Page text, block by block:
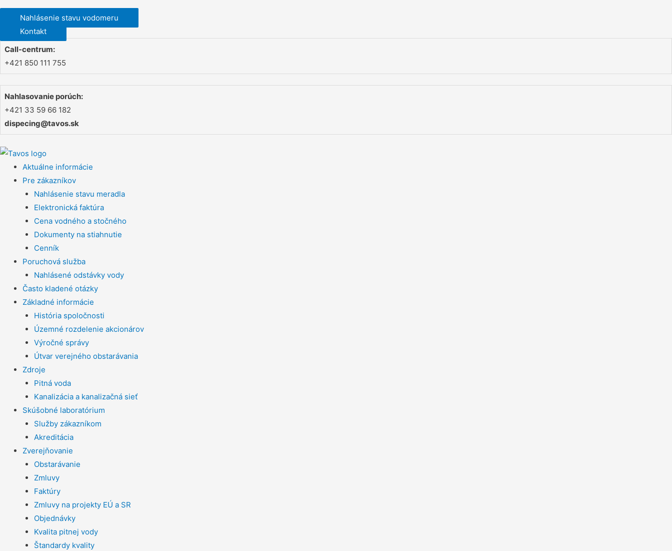
Nahlásenie stavu vodomeru
Kontakt
Call-centrum:
+421 850 111 755
Nahlasovanie porúch:
+421 33 59 66 182
dispecing@tavos.sk
Aktuálne informácie
Pre zákazníkov
Nahlásenie stavu meradla
Elektronická faktúra
Cena vodného a stočného
Dokumenty na stiahnutie
Cenník
Poruchová služba
Nahlásené odstávky vody
Často kladené otázky
Základné informácie
História spoločnosti
Územné rozdelenie akcionárov
Výročné správy
Útvar verejného obstarávania
Zdroje
Pitná voda
Kanalizácia a kanalizačná sieť
Skúšobné laboratórium
Služby zákazníkom
Akreditácia
Zverejňovanie
Obstarávanie
Zmluvy
Faktúry
Zmluvy na projekty EÚ a SR
Objednávky
Kvalita pitnej vody
Štandardy kvality